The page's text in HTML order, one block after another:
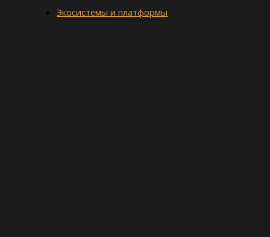
Экосистемы и платформы